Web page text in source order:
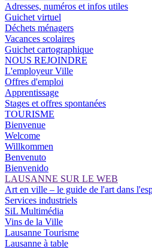
Adresses, numéros et infos utiles
Guichet virtuel
Déchets ménagers
Vacances scolaires
Guichet cartographique
NOUS REJOINDRE
L'employeur Ville
Offres d'emploi
Apprentissage
Stages et offres spontanées
TOURISME
Bienvenue
Welcome
Willkommen
Benvenuto
Bienvenido
LAUSANNE SUR LE WEB
Art en ville – le guide de l'art dans
Services industriels
SiL Multimédia
Vins de la Ville
Lausanne Tourisme
Lausanne à table